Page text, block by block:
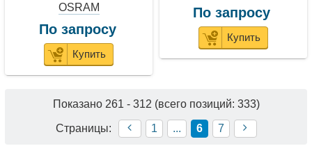
OSRAM
По запросу
Купить
По запросу
Купить
Показано 261 - 312 (всего позиций: 333)
Страницы: 1 ... 6 7